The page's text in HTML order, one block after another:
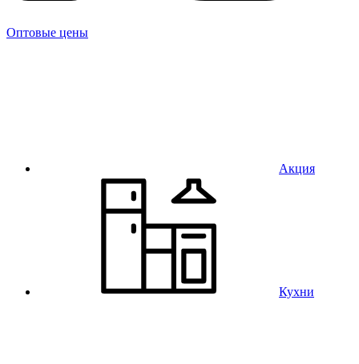
Оптовые цены
Акция
Кухни